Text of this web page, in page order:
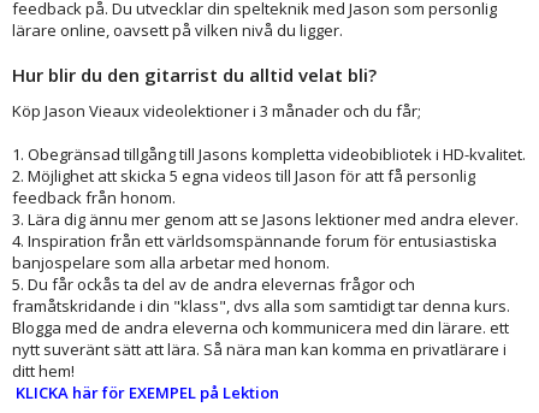
feedback på. Du utvecklar din spelteknik med Jason som personlig
lärare online, oavsett på vilken nivå du ligger.
Hur blir du den gitarrist du alltid velat bli?
Köp Jason Vieaux videolektioner i 3 månader och du får;
1. Obegränsad tillgång till Jasons kompletta videobibliotek i HD-kvalitet.
2. Möjlighet att skicka 5 egna videos till Jason för att få personlig
feedback från honom.
3. Lära dig ännu mer genom att se Jasons lektioner med andra elever.
4. Inspiration från ett världsomspännande forum för entusiastiska
banjospelare som alla arbetar med honom.
5. Du får ockås ta del av de andra elevernas frågor och
framåtskridande i din "klass", dvs alla som samtidigt tar denna kurs.
Blogga med de andra eleverna och kommunicera med din lärare. ett
nytt suveränt sätt att lära. Så nära man kan komma en privatlärare i
ditt hem!
KLICKA här för EXEMPEL på Lektion